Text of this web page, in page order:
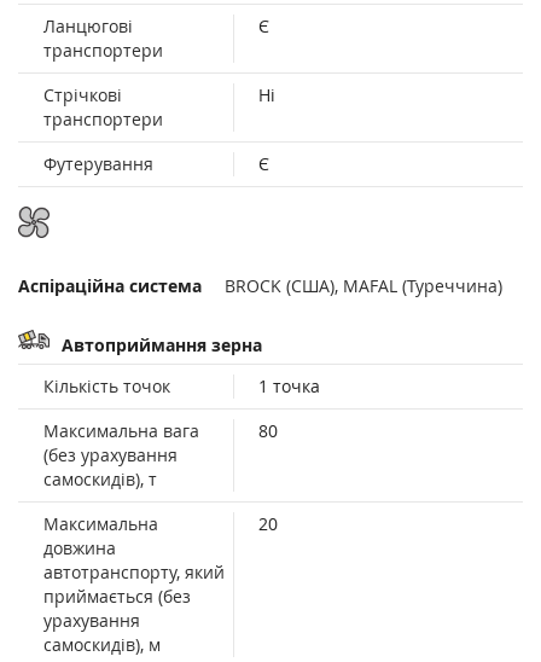
Ланцюгові
транспортери
Є
Стрічкові
транспортери
Ні
Футерування Є
Аспіраційна система BROCK (США), MAFAL (Туреччина)
Автоприймання зерна
Кількість точок
1 точка
Максимальна вага
(без урахування
самоскидів), т
80
Максимальна
довжина
автотранспорту, який
приймається (без
урахування
самоскидів), м
20